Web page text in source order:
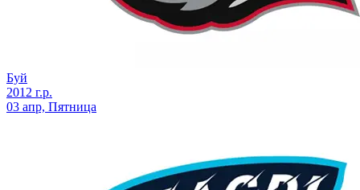
Буй
2012 г.р.
03 апр, Пятница